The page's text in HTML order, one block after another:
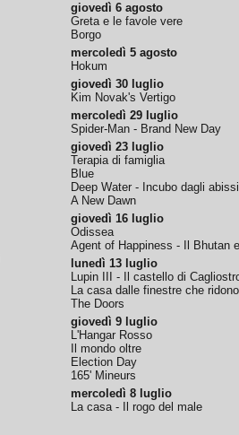
giovedì 6 agosto
Greta e le favole vere
Borgo
mercoledì 5 agosto
Hokum
giovedì 30 luglio
Kim Novak's Vertigo
mercoledì 29 luglio
Spider-Man - Brand New Day
giovedì 23 luglio
Terapia di famiglia
Blue
Deep Water - Incubo dagli abissi
A New Dawn
giovedì 16 luglio
Odissea
Agent of Happiness - Il Bhutan
lunedì 13 luglio
Lupin III - Il castello di
La casa dalle finestre che ridono
The Doors
giovedì 9 luglio
L'Hangar Rosso
Il mondo oltre
Election Day
165' Mineurs
mercoledì 8 luglio
La casa - Il rogo del male